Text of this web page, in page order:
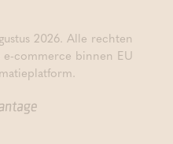
2026. Alle rechten
e-commerce binnen EU